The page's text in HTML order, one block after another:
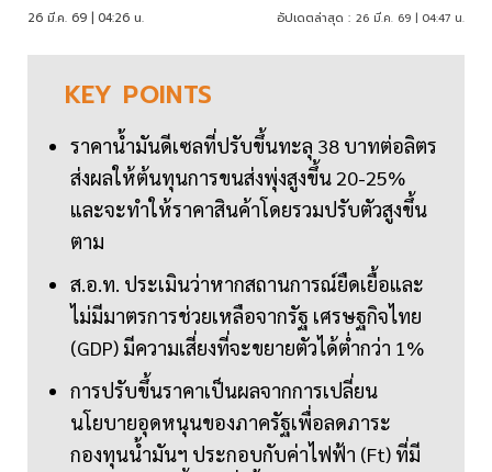
26 มี.ค. 69 | 04:26 น. อัปเดตล่าสุด : 26 มี.ค. 69 | 04:47 น.
KEY POINTS
ราคาน้ำมันดีเซลที่ปรับขึ้นทะลุ 38 บาทต่อลิตร
ส่งผลให้ต้นทุนการขนส่งพุ่งสูงขึ้น 20-25%
และจะทำให้ราคาสินค้าโดยรวมปรับตัวสูงขึ้น
ตาม
ส.อ.ท. ประเมินว่าหากสถานการณ์ยืดเยื้อและ
ไม่มีมาตรการช่วยเหลือจากรัฐ เศรษฐกิจไทย
(GDP) มีความเสี่ยงที่จะขยายตัวได้ต่ำกว่า 1%
การปรับขึ้นราคาเป็นผลจากการเปลี่ยน
นโยบายอุดหนุนของภาครัฐเพื่อลดภาระ
กองทุนน้ำมันฯ ประกอบกับค่าไฟฟ้า (Ft) ที่มี